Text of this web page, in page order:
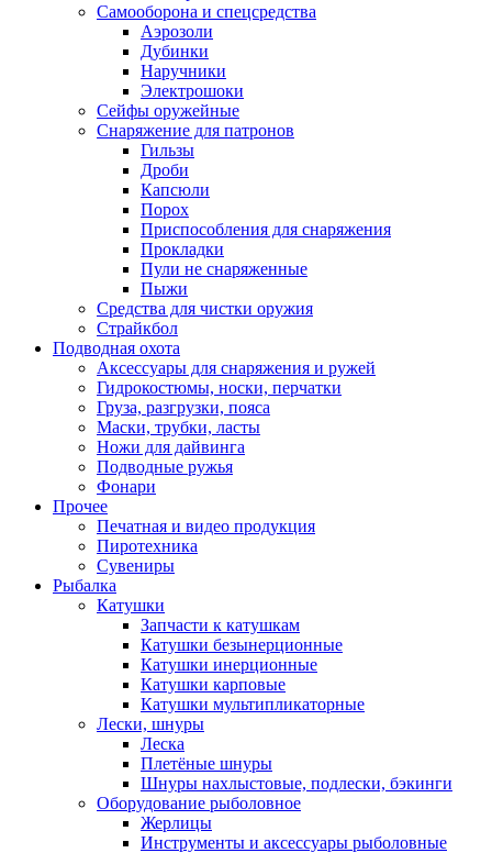
Самооборона и спецсредства
Аэрозоли
Дубинки
Наручники
Электрошоки
Сейфы оружейные
Снаряжение для патронов
Гильзы
Дроби
Капсюли
Порох
Приспособления для снаряжения
Прокладки
Пули не снаряженные
Пыжи
Средства для чистки оружия
Страйкбол
Подводная охота
Аксессуары для снаряжения и ружей
Гидрокостюмы, носки, перчатки
Груза, разгрузки, пояса
Маски, трубки, ласты
Ножи для дайвинга
Подводные ружья
Фонари
Прочее
Печатная и видео продукция
Пиротехника
Сувениры
Рыбалка
Катушки
Запчасти к катушкам
Катушки безынерционные
Катушки инерционные
Катушки карповые
Катушки мультипликаторные
Лески, шнуры
Леска
Плетёные шнуры
Шнуры нахлыстовые, подлески, бэкинги
Оборудование рыболовное
Жерлицы
Инструменты и аксессуары рыболовные